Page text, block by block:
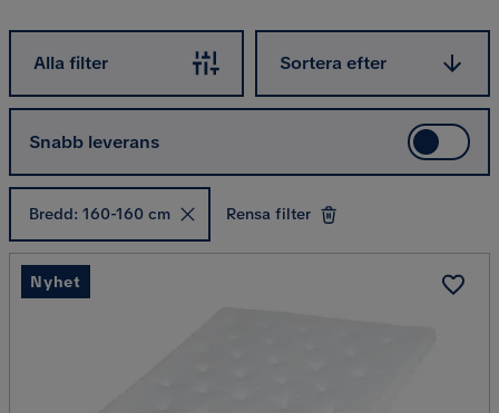
Alla filter
Sortera efter
Snabb leverans
Bredd: 160-160 cm Rensa filter
Nyhet